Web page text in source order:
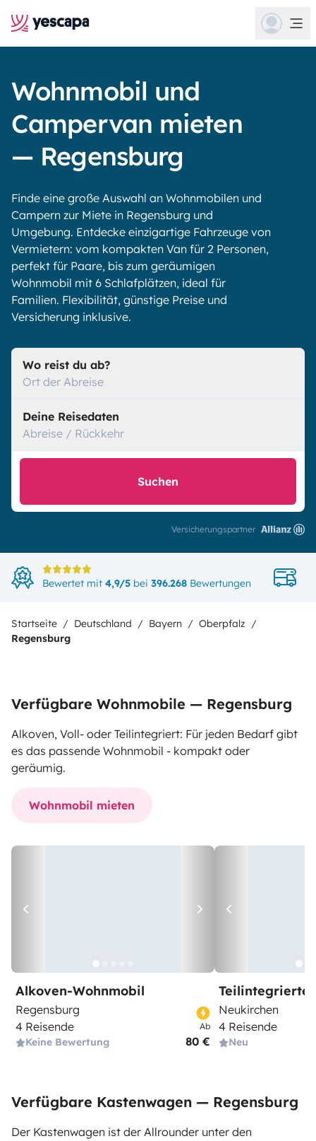
Wohnmobil und
Campervan mieten
— Regensburg
Finde eine große Auswahl an Wohnmobilen und
Campern zur Miete in Regensburg und
Umgebung. Entdecke einzigartige Fahrzeuge von
Vermietern: vom kompakten Van für 2 Personen,
perfekt für Paare, bis zum geräumigen
Wohnmobil mit 6 Schlafplätzen, ideal für
Familien. Flexibilität, günstige Preise und
Versicherung inklusive.
Wo reist du ab?
Ort der Abreise
Deine Reisedaten
Abreise / Rückkehr
Suchen
Versicherungspartner
Bewertet mit 4,9/5 bei 396.268 Bewertungen
Startseite Deutschland Bayern
Oberpfalz
Regensburg
Verfügbare Wohnmobile — Regensburg
Alkoven, Voll- oder Teilintegriert: Für jeden Bedarf gibt
es das passende Wohnmobil - kompakt oder
geräumig.
Wohnmobil mieten
Alkoven-Wohnmobil
Regensburg
4 Reisende
Keine Bewertung
Ab
80 €
Neukirchen
4 Reisende
Neu
Verfügbare Kastenwagen — Regensburg
Der Kastenwagen ist der Allrounder unter den